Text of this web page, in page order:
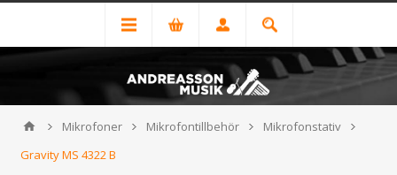
Mikrofoner Mikrofontillbehör
Mikrofonstativ
Gravity MS 4322 B